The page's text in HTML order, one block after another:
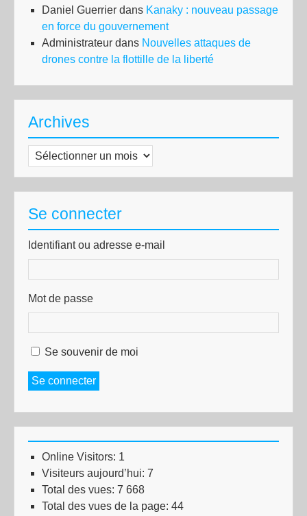
Daniel Guerrier dans Kanaky : nouveau passage
en force du gouvernement
Administrateur dans Nouvelles attaques de
drones contre la flottille de la liberté
Archives
Archives
Se connecter
Identifiant ou adresse e-mail
Mot de passe
Se souvenir de moi
Se connecter
Online Visitors: 1
Visiteurs aujourd’hui: 7
Total des vues: 7 668
Total des vues de la page: 44